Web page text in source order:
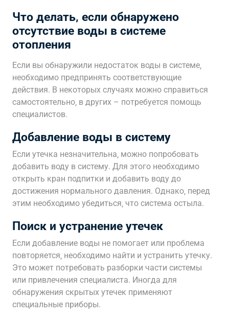
Что делать‚ если обнаружено
отсутствие воды в системе
отопления
Если вы обнаружили недостаток воды в системе‚
необходимо предпринять соответствующие
действия. В некоторых случаях можно справиться
самостоятельно‚ в других – потребуется помощь
специалистов.
Добавление воды в систему
Если утечка незначительна‚ можно попробовать
добавить воду в систему. Для этого необходимо
открыть кран подпитки и добавить воду до
достижения нормального давления. Однако‚ перед
этим необходимо убедиться‚ что система остыла.
Поиск и устранение утечек
Если добавление воды не помогает или проблема
повторяется‚ необходимо найти и устранить утечку.
Это может потребовать разборки части системы
или привлечения специалиста. Иногда для
обнаружения скрытых утечек применяют
специальные приборы.